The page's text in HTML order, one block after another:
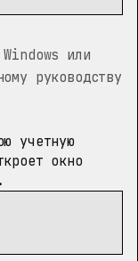
или
руководству
учетную
окно